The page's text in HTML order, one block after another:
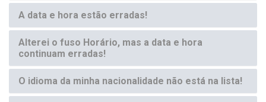
A data e hora estão erradas!
Alterei o fuso Horário, mas a data e hora
continuam erradas!
O idioma da minha nacionalidade não está na lista!